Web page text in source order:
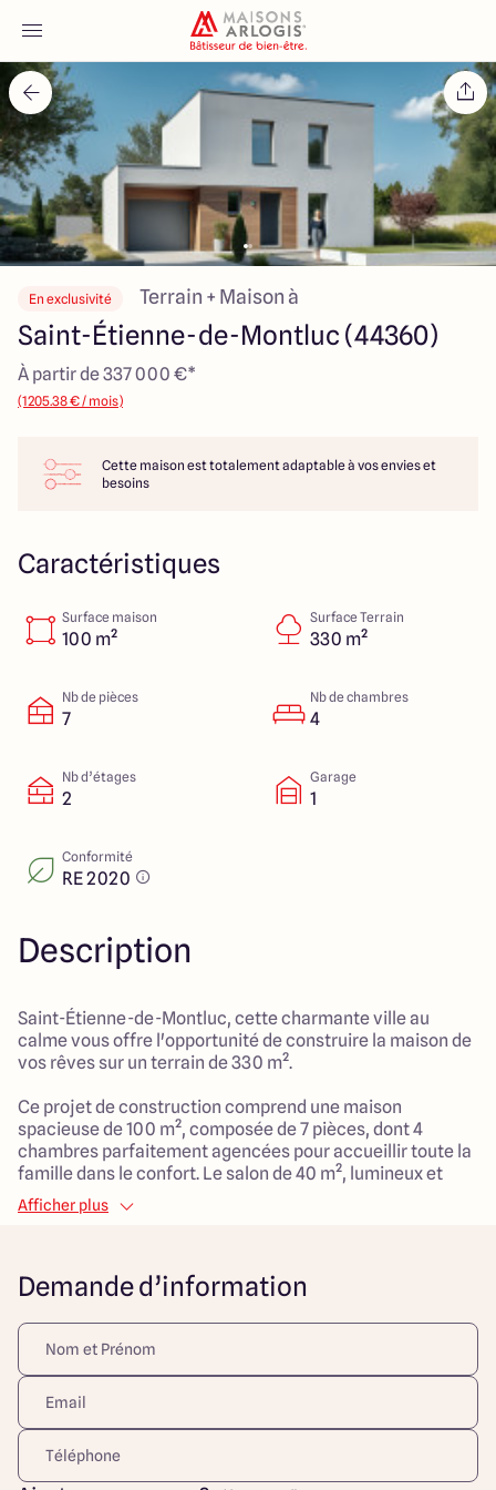
Accueil
Nos maisons
Nos annonces
Votre projet
Qui sommes-nous
Maisons ARLOGIS Nantes
4.7 4.7
En exclusivité Terrain + Maison à
Saint-Étienne-de-Montluc (44360)
À partir de 337 000 €*
(1205.38 € / mois)
Cette maison est totalement adaptable à vos envies et
besoins
Caractéristiques
Surface maison
100 m²
Surface Terrain
330 m²
Nb de pièces
7
Nb de chambres
4
Nb d’étages
2
Garage
1
Conformité
RE 2020
Description
Saint-Étienne-de-Montluc, cette charmante ville au
calme vous offre l'opportunité de construire la maison de
vos rêves sur un terrain de 330 m².
Ce projet de construction comprend une maison
spacieuse de 100 m², composée de 7 pièces, dont 4
chambres parfaitement agencées pour accueillir toute la
famille dans le confort. Le salon de 40 m², lumineux et
convivial, est parfait pour partager des moments
inoubliables.
des avantages d'une vie en ville tout en préservant la
Cet emplacement offre un cadre de vie agréable, proche
des commodités et adapté aux enfants. Ne manquez pas
cette occasion de créer un foyer chaleureux dans un lieu
qui allie confort, espace et sérénité.
Découvrez toutes nos offres et réalisations ARLOGIS sur
notre site Internet. Visuel d'illustration. Le modèle est
Afficher plus
Demande d’information